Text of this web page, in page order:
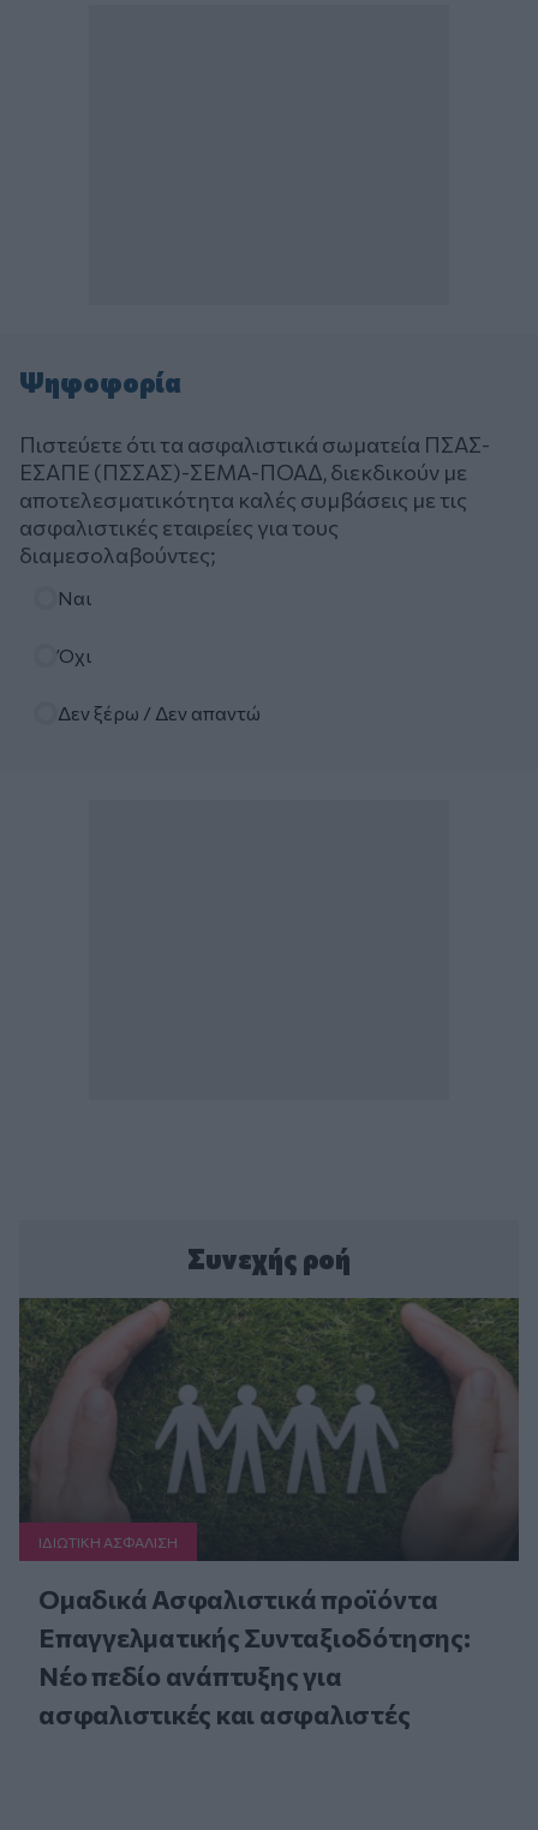
Ψηφοφορία
Πιστεύετε ότι τα ασφαλιστικά σωματεία ΠΣΑΣ-
ΕΣΑΠΕ (ΠΣΣΑΣ)-ΣΕΜΑ-ΠΟΑΔ, διεκδικούν με
αποτελεσματικότητα καλές συμβάσεις με τις
ασφαλιστικές εταιρείες για τους
διαμεσολαβούντες;
Ναι
Όχι
Δεν ξέρω / Δεν απαντώ
Συνεχής ροή
ΙΔΙΩΤΙΚΗ ΑΣΦAΛΙΣΗ
Ομαδικά Ασφαλιστικά προϊόντα
Επαγγελματικής Συνταξιοδότησης:
Νέο πεδίο ανάπτυξης για
ασφαλιστικές και ασφαλιστές